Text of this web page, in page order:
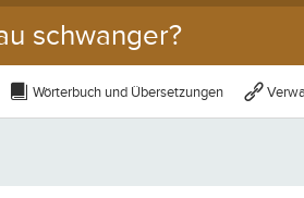
schwanger?
Wörterbuch und Übersetzungen